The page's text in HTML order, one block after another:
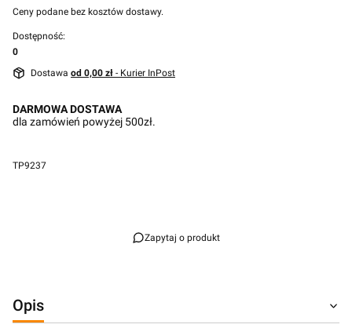
Ceny podane bez kosztów dostawy.
Dostępność:
0
Dostawa od 0,00 zł - Kurier InPost
DARMOWA DOSTAWA
dla zamówień powyżej 500zł.
TP9237
Zapytaj o produkt
Opis